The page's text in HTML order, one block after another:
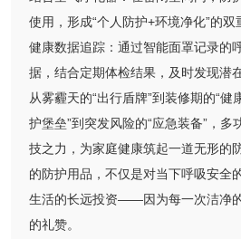
使用，形成“个人防护+环境净化”的双
健康数据追踪：通过智能面罩记录的
据，结合定期体检结果，及时发现潜
从雾霾天的“出行盾牌”到装修期的“健
护堡垒”到突发风险的“应急装备”，
技之力，为家庭健康筑起一道无形的
的防护用品，不仅是对当下呼吸安全
生活的长远投资——因为每一次洁净
的礼赞。